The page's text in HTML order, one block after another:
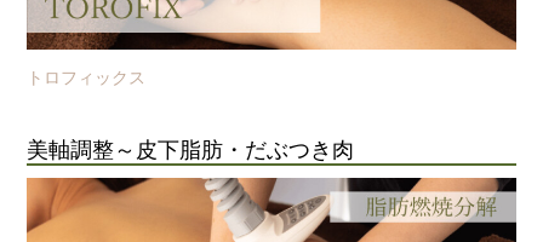
トロフィックス
美軸調整～皮下脂肪・だぶつき肉